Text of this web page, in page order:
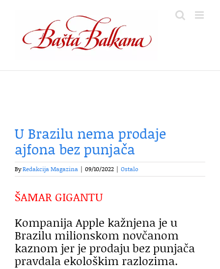
content
U Brazilu nema prodaje
ajfona bez punjača
ByRedakcija Magazina 09/10/2022 Ostalo
ŠAMAR GIGANTU
Kompanija Apple kažnjena je u
Brazilu milionskom novčanom
kaznom jer je prodaju bez punjača
pravdala ekološkim razlozima.